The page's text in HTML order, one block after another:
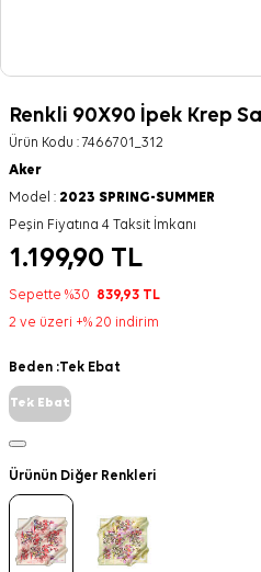
Renkli 90X90 İpek Krep
Ürün Kodu :7466701_312
Aker
Model : 2023 SPRING-SUMMER
Peşin Fiyatına 4 Taksit İmkanı
1.199,90 TL
Sepette %30 839,93 TL
2 ve üzeri +% 20 indirim
Beden :Tek Ebat
Tek Ebat
Ürünün Diğer Renkleri